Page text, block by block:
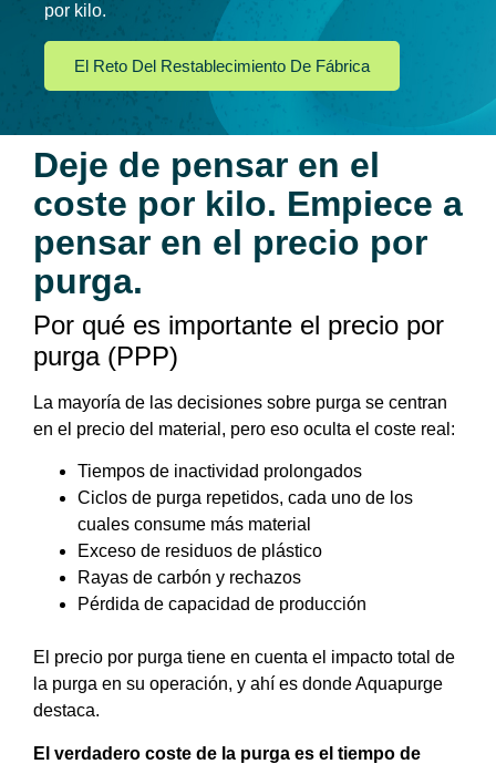
por kilo.
El Reto Del Restablecimiento De Fábrica
Deje de pensar en el
coste por kilo. Empiece a
pensar en el precio por
purga.
Por qué es importante el precio por
purga (PPP)
La mayoría de las decisiones sobre purga se centran
en el precio del material, pero eso oculta el coste real:
Tiempos de inactividad prolongados
Ciclos de purga repetidos, cada uno de los
cuales consume más material
Exceso de residuos de plástico
Rayas de carbón y rechazos
Pérdida de capacidad de producción
El precio por purga tiene en cuenta el impacto total de
la purga en su operación, y ahí es donde Aquapurge
destaca.
El verdadero coste de la purga es el tiempo de